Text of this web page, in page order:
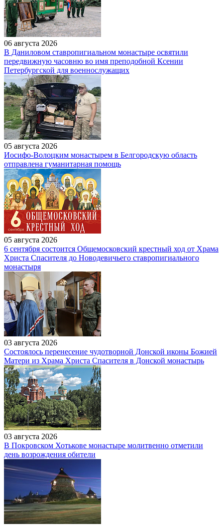
06 августа 2026
В Даниловом ставропигиальном монастыре освятили
передвижную часовню во имя преподобной Ксении
Петербургской для военнослужащих
05 августа 2026
Иосифо-Волоцким монастырем в Белгородскую область
отправлена гуманитарная помощь
05 августа 2026
6 сентября состоится Общемосковский крестный ход от Храма
Христа Спасителя до Новодевичьего ставропигиального
монастыря
03 августа 2026
Состоялось перенесение чудотворной Донской иконы Божией
Матери из Храма Христа Спасителя в Донской монастырь
03 августа 2026
В Покровском Хотькове монастыре молитвенно отметили
день возрождения обители